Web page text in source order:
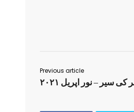
Previous article
کی سیر – نور اپریل ۲۰۲۱